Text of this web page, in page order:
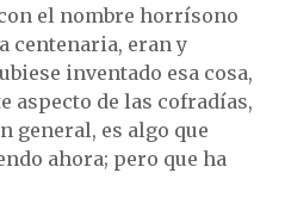
el nombre horrísono
centenaria, eran y
inventado esa cosa,
aspecto de las cofradías,
general, es algo que
ahora; pero que ha